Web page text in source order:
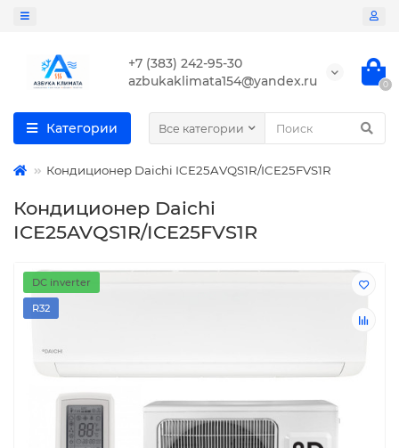
+7 (383) 242-95-30
azbukaklimata154@yandex.ru
0
Категории Все категории
Кондиционер Daichi ICE25AVQS1R/ICE25FVS1R
Кондиционер Daichi
ICE25AVQS1R/ICE25FVS1R
DC inverter
R32